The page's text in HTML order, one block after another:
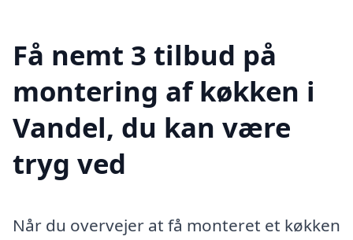
Få nemt 3 tilbud på
montering af køkken i
Vandel, du kan være
tryg ved
Når du overvejer at få monteret et køkken